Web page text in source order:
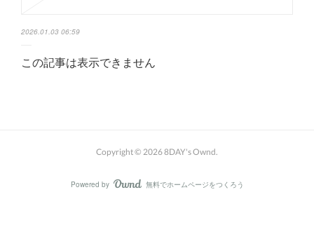
2026.01.03 06:59
この記事は表示できません
Copyright © 20268DAY's Ownd.
Powered by AmebaOwnd
無料でホームページをつくろう